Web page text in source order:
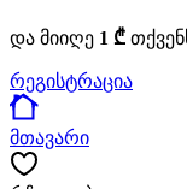
და მიიღე 1 ₾
რეგისტრაცია
მთავარი